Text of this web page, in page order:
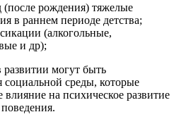
(после рождения) тяжелые
в раннем периоде детства;
(алкогольные,
и др);
могут быть
социальной среды, которые
на психическое развитие